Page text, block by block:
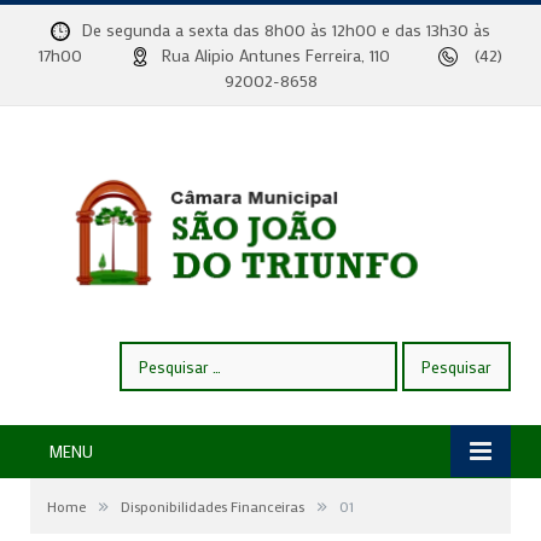
De segunda a sexta das 8h00 às 12h00 e das 13h30 às
17h00
Rua Alipio Antunes Ferreira, 110
(42)
92002-8658
por:
MENU
Home » Disponibilidades Financeiras » 01